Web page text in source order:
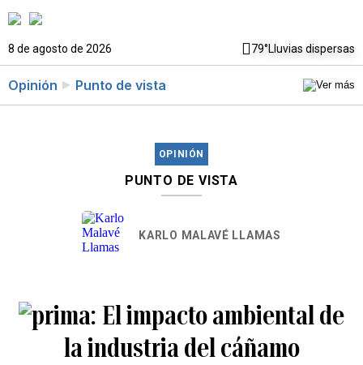
8 de agosto de 2026 79°Lluvias dispersas
Opinión Punto de vista
OPINIÓN
PUNTO DE VISTA
KARLO MALAVÉ LLAMAS
El impacto ambiental de
la industria del cáñamo